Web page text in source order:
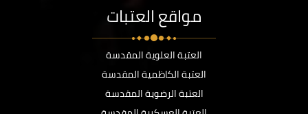
مواقع العتبات
العتبة العلوية المقدسة
العتبة الكاظمية المقدسة
العتبة الرضوية المقدسة